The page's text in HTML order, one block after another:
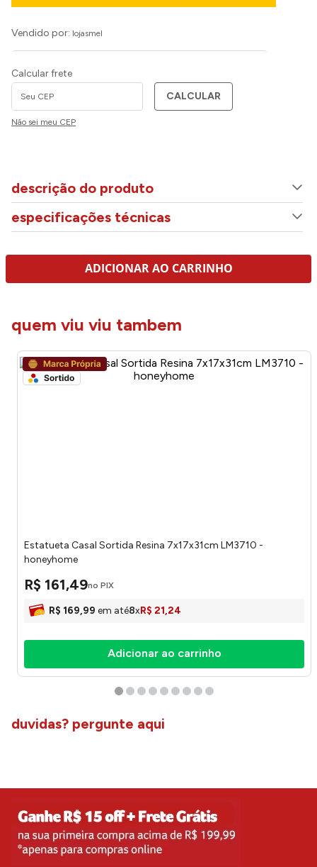
Vendido por: lojasmel
Calcular frete
CALCULAR
Não sei meu CEP
descrição do produto
especificações técnicas
ADICIONAR AO CARRINHO
quem viu viu tambem
Estatueta Casal Sortida Resina 7x17x31cm LM3710 -
honeyhome
R$ 161,49no PIX
R$ 169,99 em até8xR$ 21,24
Adicionar ao carrinho
quem comprou comprou também